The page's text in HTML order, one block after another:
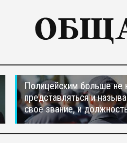
Полицейским больше не
представляться и
свое звание, и